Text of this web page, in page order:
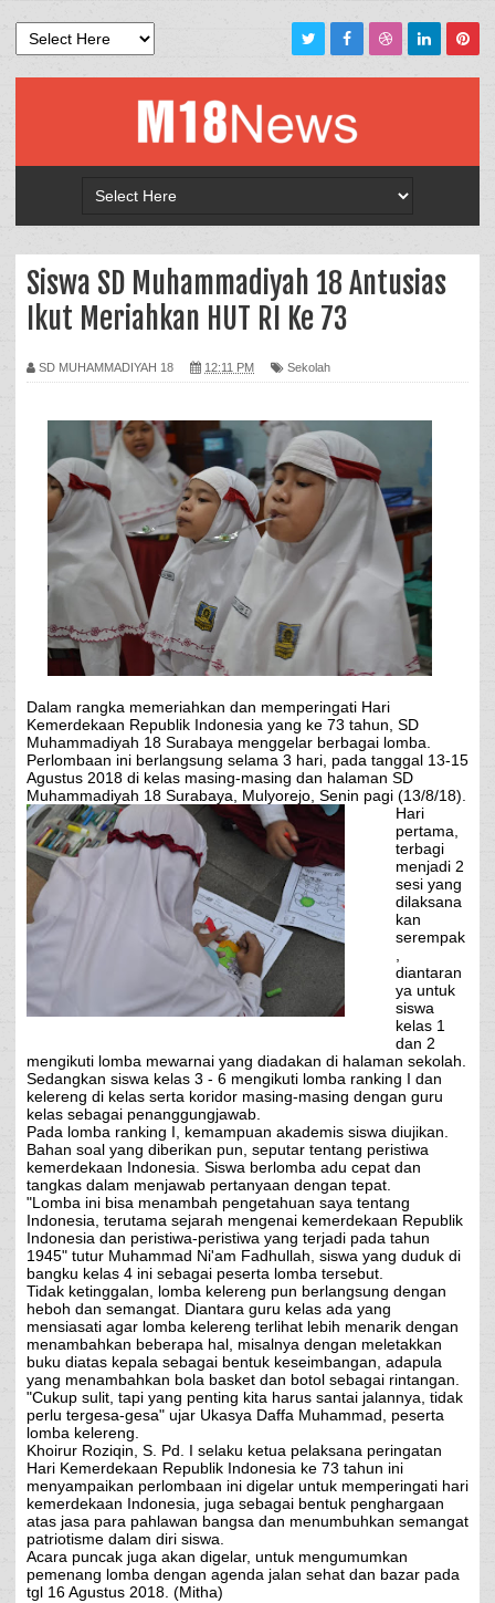
Siswa SD Muhammadiyah 18 Antusias
Ikut Meriahkan HUT RI Ke 73
SD MUHAMMADIYAH 18 12:11 PM Sekolah
Dalam rangka memeriahkan dan memperingati Hari
Kemerdekaan Republik Indonesia yang ke 73 tahun, SD
Muhammadiyah 18 Surabaya menggelar berbagai lomba.
Perlombaan ini berlangsung selama 3 hari, pada tanggal 13-15
Agustus 2018 di kelas masing-masing dan halaman SD
Muhammadiyah 18 Surabaya, Mulyorejo, Senin pagi (13/8/18).
Hari
pertama,
terbagi
menjadi 2
sesi yang
dilaksana
kan
serempak
,
diantaran
ya untuk
siswa
kelas 1
dan 2
mengikuti lomba mewarnai yang diadakan di halaman sekolah.
Sedangkan siswa kelas 3 - 6 mengikuti lomba ranking I dan
kelereng di kelas serta koridor masing-masing dengan guru
kelas sebagai penanggungjawab.
Pada lomba ranking I, kemampuan akademis siswa diujikan.
Bahan soal yang diberikan pun, seputar tentang peristiwa
kemerdekaan Indonesia. Siswa berlomba adu cepat dan
tangkas dalam menjawab pertanyaan dengan tepat.
"Lomba ini bisa menambah pengetahuan saya tentang
Indonesia, terutama sejarah mengenai kemerdekaan Republik
Indonesia dan peristiwa-peristiwa yang terjadi pada tahun
1945" tutur Muhammad Ni'am Fadhullah, siswa yang duduk di
bangku kelas 4 ini sebagai peserta lomba tersebut.
Tidak ketinggalan, lomba kelereng pun berlangsung dengan
heboh dan semangat. Diantara guru kelas ada yang
mensiasati agar lomba kelereng terlihat lebih menarik dengan
menambahkan beberapa hal, misalnya dengan meletakkan
buku diatas kepala sebagai bentuk keseimbangan, adapula
yang menambahkan bola basket dan botol sebagai rintangan.
"Cukup sulit, tapi yang penting kita harus santai jalannya, tidak
perlu tergesa-gesa" ujar Ukasya Daffa Muhammad, peserta
lomba kelereng.
Khoirur Roziqin, S. Pd. I selaku ketua pelaksana peringatan
Hari Kemerdekaan Republik Indonesia ke 73 tahun ini
menyampaikan perlombaan ini digelar untuk memperingati hari
kemerdekaan Indonesia, juga sebagai bentuk penghargaan
atas jasa para pahlawan bangsa dan menumbuhkan semangat
patriotisme dalam diri siswa.
Acara puncak juga akan digelar, untuk mengumumkan
pemenang lomba dengan agenda jalan sehat dan bazar pada
tgl 16 Agustus 2018. (Mitha)